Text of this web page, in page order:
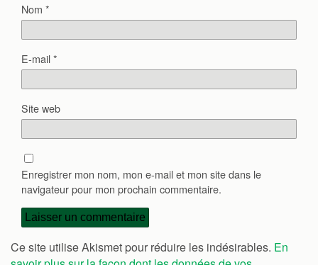
Nom *
E-mail*
Site web
Enregistrer mon nom, mon e-mail et mon site dans le
navigateur pour mon prochain commentaire.
Ce site utilise Akismet pour réduire les indésirables. En